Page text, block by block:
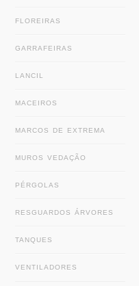
FLOREIRAS
GARRAFEIRAS
LANCIL
MACEIROS
MARCOS DE EXTREMA
MUROS VEDAÇÃO
PÉRGOLAS
RESGUARDOS ÁRVORES
TANQUES
VENTILADORES